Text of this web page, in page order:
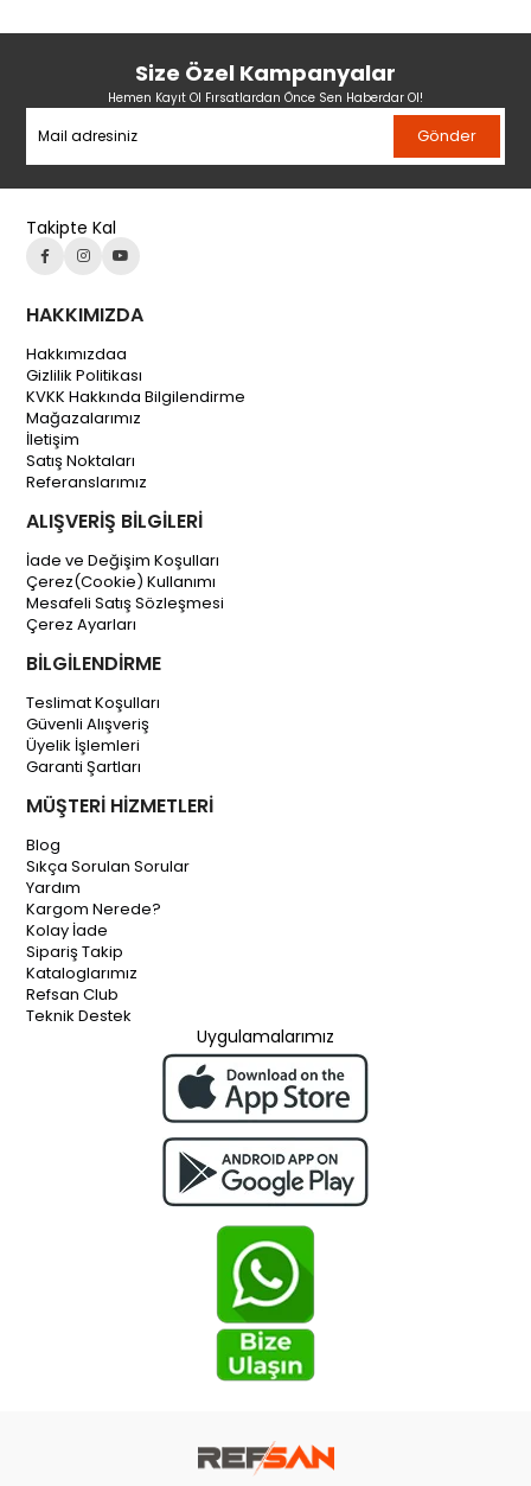
Size Özel Kampanyalar
Hemen Kayıt Ol Fırsatlardan Önce Sen Haberdar Ol!
Gönder
Takipte Kal
HAKKIMIZDA
Hakkımızdaa
Gizlilik Politikası
KVKK Hakkında Bilgilendirme
Mağazalarımız
İletişim
Satış Noktaları
Referanslarımız
ALIŞVERİŞ BİLGİLERİ
İade ve Değişim Koşulları
Çerez(Cookie) Kullanımı
Mesafeli Satış Sözleşmesi
Çerez Ayarları
BİLGİLENDİRME
Teslimat Koşulları
Güvenli Alışveriş
Üyelik İşlemleri
Garanti Şartları
MÜŞTERİ HİZMETLERİ
Blog
Sıkça Sorulan Sorular
Yardım
Kargom Nerede?
Kolay İade
Sipariş Takip
Kataloglarımız
Refsan Club
Teknik Destek
Uygulamalarımız